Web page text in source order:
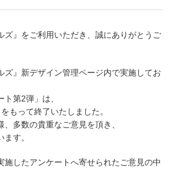
ズ』をご利用いただき、誠にありがとうご
ズ』新デザイン管理ページ内で実施してお
ト第2弾」は、
もって終了いたしました。
多数の貴重なご意見を頂き、
す。
施したアンケートへ寄せられたご意見の中